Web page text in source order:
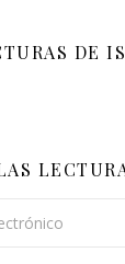
DE